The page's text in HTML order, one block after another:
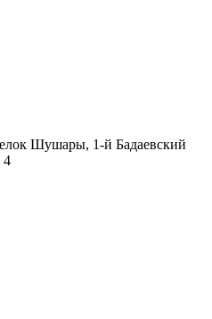
Шушары, 1-й Бадаевский
4